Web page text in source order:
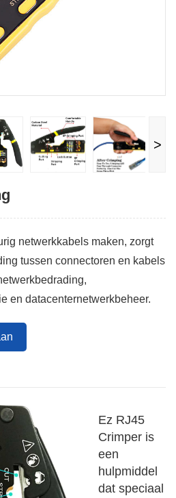
>
netwerkkabels maken, zorgt
tussen connectoren en kabels
en datacenternetwerkbeheer.
Ez RJ45
Crimper is
een
hulpmiddel
dat speciaal